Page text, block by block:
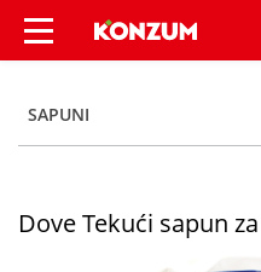
Dove Tekući
SAPUNI
Dove Tekući sapun